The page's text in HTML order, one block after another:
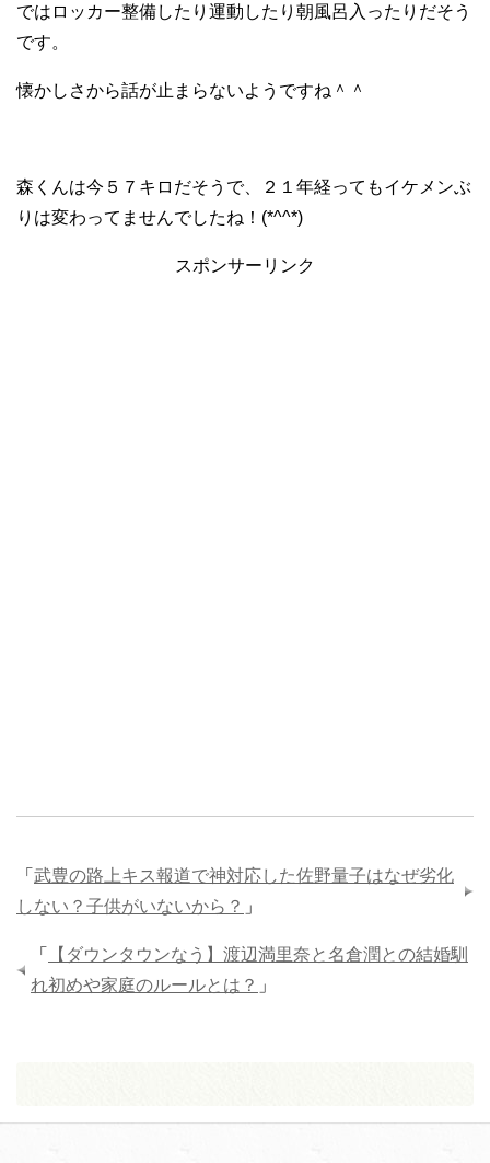
ではロッカー整備したり運動したり朝風呂入ったりだそう
です。
懐かしさから話が止まらないようですね＾＾
森くんは今５７キロだそうで、２１年経ってもイケメンぶ
りは変わってませんでしたね！(*^^*)
スポンサーリンク
「 武豊の路上キス報道で神対応した佐野量子はなぜ劣化
しない？子供がいないから？ 」
「
【ダウンタウンなう】渡辺満里奈と名倉潤との結婚馴
れ初めや家庭のルールとは？ 」